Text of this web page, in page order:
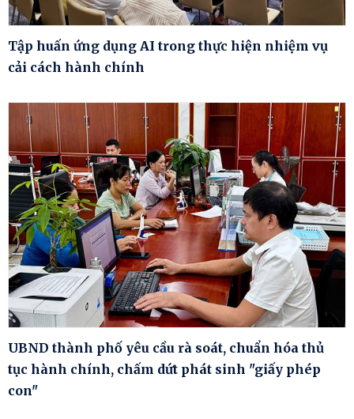
Tập huấn ứng dụng AI trong thực hiện nhiệm vụ
cải cách hành chính
UBND thành phố yêu cầu rà soát, chuẩn hóa thủ
tục hành chính, chấm dứt phát sinh "giấy phép
con"